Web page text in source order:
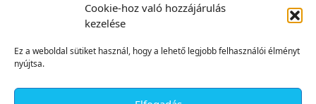
Cookie-hoz való hozzájárulás
kezelése
Ez a weboldal sütiket használ, hogy a lehető legjobb felhasználói élményt
nyújtsa.